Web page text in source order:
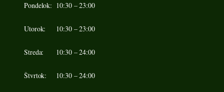
Pondelok: 10:30 – 23:00
Utorok: 10:30 – 23:00
Streda: 10:30 – 24:00
Štvrtok: 10:30 – 24:00